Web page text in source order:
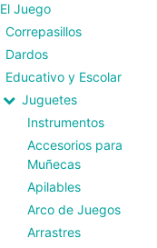
El Juego
Correpasillos
Dardos
Educativo y Escolar
Juguetes
Instrumentos
Accesorios para
Muñecas
Apilables
Arco de Juegos
Arrastres